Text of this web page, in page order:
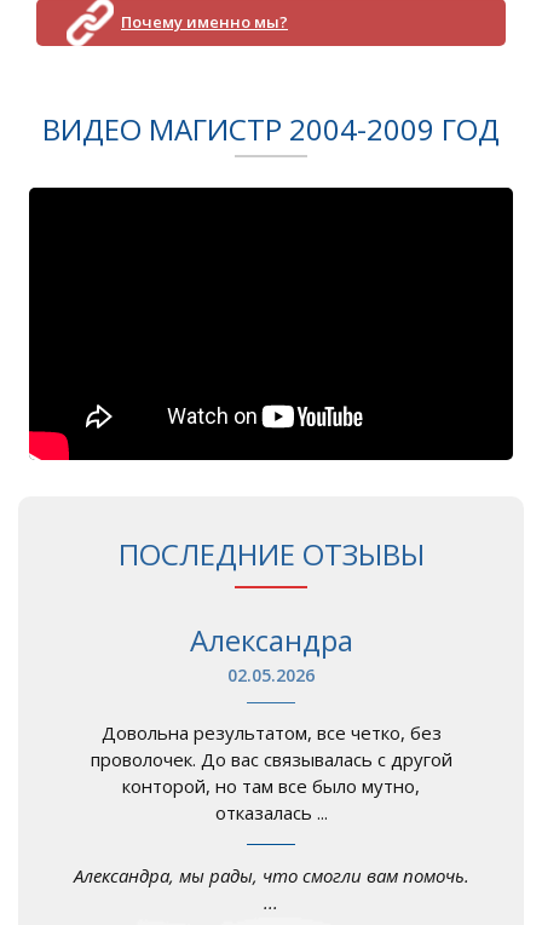
Почему именно мы?
ВИДЕО МАГИСТР 2004-2009 ГОД
ПОСЛЕДНИЕ ОТЗЫВЫ
Александра
02.05.2026
Довольна результатом, все четко, без
проволочек. До вас связывалась с другой
конторой, но там все было мутно,
отказалась ...
Александра, мы рады, что смогли вам помочь.
...